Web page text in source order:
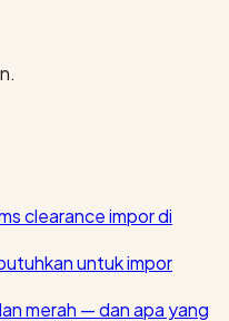
clearance impor di
untuk impor
merah — dan apa yang